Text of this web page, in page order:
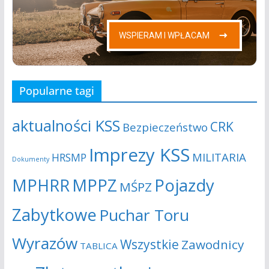
Popularne tagi
aktualności KSS Bezpieczeństwo CRK
Dokumenty HRSMP Imprezy KSS MILITARIA
MPHRRMPPZ MŚPZ Pojazdy
Zabytkowe Puchar Toru
Wyrazów TABLICA Wszystkie Zawodnicy